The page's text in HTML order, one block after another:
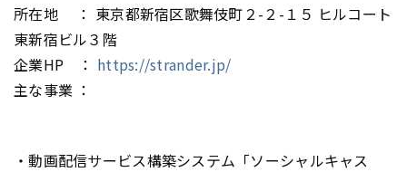
所在地 ： 東京都新宿区歌舞伎町２-２-１５ ヒルコート
東新宿ビル３階
企業HP ： https://strander.jp/
主な事業 ：
・動画配信サービス構築システム「ソーシャルキャス